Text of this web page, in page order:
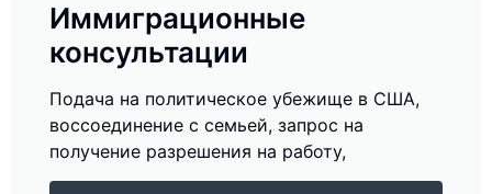
Иммиграционные
консультации
Подача на политическое убежище в США,
воссоединение с семьей, запрос на
получение разрешения на работу,